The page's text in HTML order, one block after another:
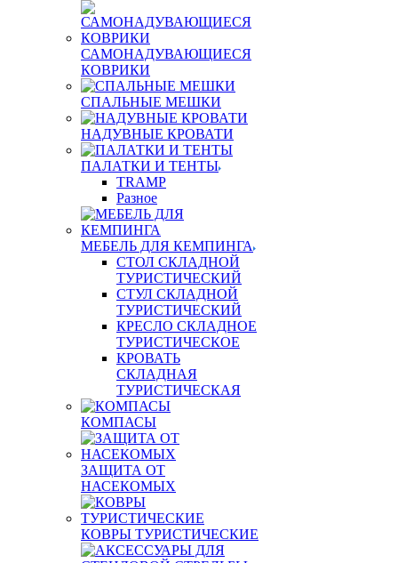
САМОНАДУВАЮЩИЕСЯ
КОВРИКИ
СПАЛЬНЫЕ МЕШКИ
НАДУВНЫЕ КРОВАТИ
ПАЛАТКИ И ТЕНТЫ
TRAMP
Разное
МЕБЕЛЬ ДЛЯ КЕМПИНГА
СТОЛ СКЛАДНОЙ
ТУРИСТИЧЕСКИЙ
СТУЛ СКЛАДНОЙ
ТУРИСТИЧЕСКИЙ
КРЕСЛО СКЛАДНОЕ
ТУРИСТИЧЕСКОЕ
КРОВАТЬ
СКЛАДНАЯ
ТУРИСТИЧЕСКАЯ
КОМПАСЫ
ЗАЩИТА ОТ
НАСЕКОМЫХ
КОВРЫ ТУРИСТИЧЕСКИЕ